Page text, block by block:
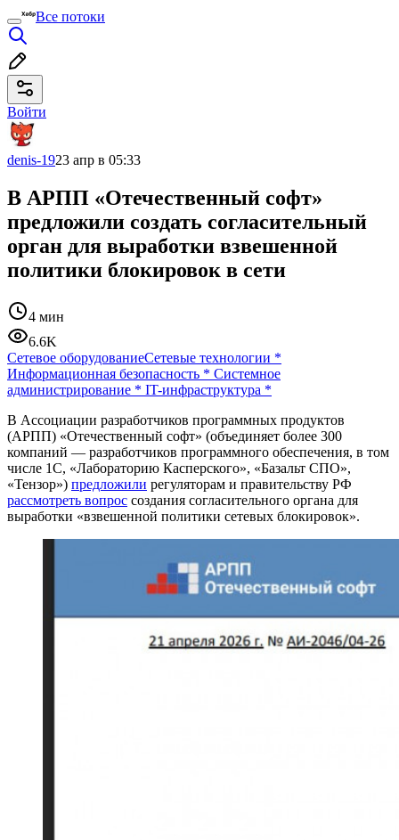
Все потоки
Войти
denis-1923 апр в 05:33
В АРПП «Отечественный софт»
предложили создать согласительный
орган для выработки взвешенной
политики блокировок в сети
4 мин
6.6K
Сетевое оборудованиеСетевые технологии *
Информационная безопасность * Системное
администрирование * IT-инфраструктура *
В Ассоциации разработчиков программных продуктов
(АРПП) «Отечественный софт» (объединяет более 300
компаний — разработчиков программного обеспечения, в том
числе 1С, «Лабораторию Касперского», «Базальт СПО»,
«Тензор») предложили регуляторам и правительству РФ
рассмотреть вопрос создания согласительного органа для
выработки «взвешенной политики сетевых блокировок».